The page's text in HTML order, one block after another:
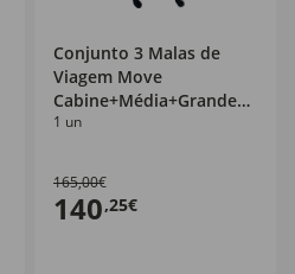
Conjunto 3 Malas de
Viagem Move
Cabine+Média+Grande
Berg
1 un
165,00€
140,25€